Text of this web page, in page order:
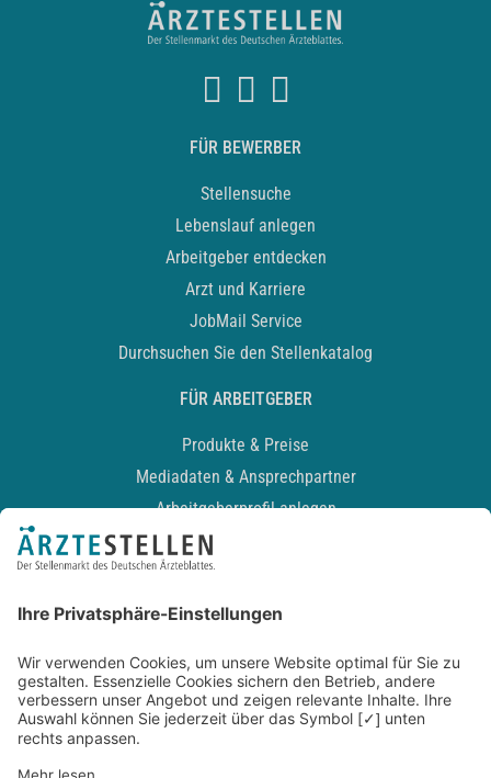
FÜR BEWERBER
Stellensuche
Lebenslauf anlegen
Arbeitgeber entdecken
Arzt und Karriere
JobMail Service
Durchsuchen Sie den Stellenkatalog
FÜR ARBEITGEBER
Produkte & Preise
Mediadaten & Ansprechpartner
Arbeitgeberprofil anlegen
Recruiting-Podcast
Kontakt
Datenschutz
Newsletter